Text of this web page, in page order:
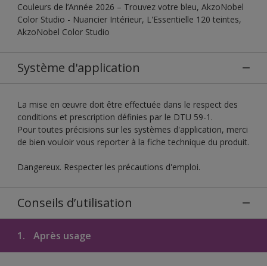
Couleurs de l’Année 2026 – Trouvez votre bleu, AkzoNobel
Color Studio - Nuancier Intérieur, L'Essentielle 120 teintes,
AkzoNobel Color Studio
Système d'application
La mise en œuvre doit être effectuée dans le respect des
conditions et prescription définies par le DTU 59-1.
Pour toutes précisions sur les systèmes d'application, merci
de bien vouloir vous reporter à la fiche technique du produit.
Dangereux. Respecter les précautions d'emploi.
Conseils d’utilisation
1. Après usage